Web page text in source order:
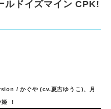
ルドイズマイン CPK!
/ かぐや (cv.夏吉ゆうこ)、月
！